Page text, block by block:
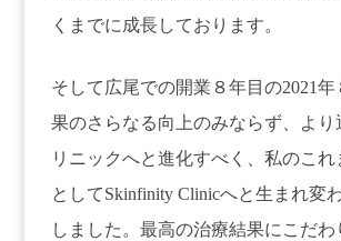
くまでに成長しております。
そして広尾での開業８年目の2021
果のさらなる向上のみならず、より
リニックへと進化すべく、私のこ
としてSkinfinity Clinicへと生まれ変
しました。最高の治療結果にこだわ